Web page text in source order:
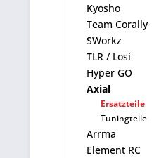
Kyosho
Team Corally
SWorkz
TLR / Losi
Hyper GO
Axial
Ersatzteile
Tuningteile
Arrma
Element RC